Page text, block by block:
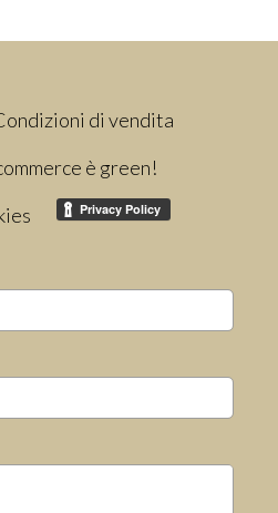
di vendita
è green!